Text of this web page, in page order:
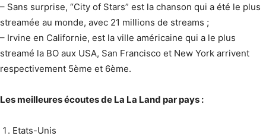
– Sans surprise, “City of Stars” est la chanson qui a été le plus
streamée au monde, avec 21 millions de streams ;
– Irvine en Californie, est la ville américaine qui a le plus
streamé la BO aux USA, San Francisco et New York arrivent
respectivement 5ème et 6ème.
Les meilleures écoutes de La La Land par pays :
Etats-Unis